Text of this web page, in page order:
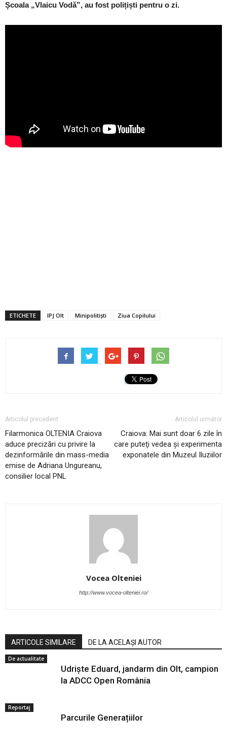
Școala „Vlaicu Vodă”, au fost polițiști pentru o zi.
ETICHETE IPJ Olt Minipolitiști Ziua Copilului
Articolul precedent
Filarmonica OLTENIA Craiova
aduce precizări cu privire la
dezinformările din mass-media
emise de Adriana Ungureanu,
consilier local PNL
Articolul următor
Craiova: Mai sunt doar 6 zile în
care puteţi vedea şi experimenta
exponatele din Muzeul Iluziilor
Vocea Olteniei
http://www.vocea-olteniei.ro/
ARTICOLE SIMILARE DE LA ACELAȘI AUTOR
De actualitate
Udriște Eduard, jandarm din Olt, campion
la ADCC Open România
Reportaj
Parcurile Generațiilor